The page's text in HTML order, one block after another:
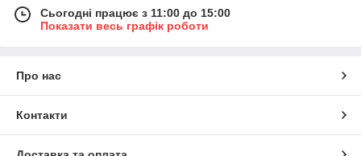
Сьогодні працює з 11:00 до 15:00
Показати весь графік роботи
Про нас
Контакти